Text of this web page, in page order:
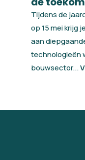
Tijdens de
op 15 mei krijg
aan
technologieën
bouwsector...